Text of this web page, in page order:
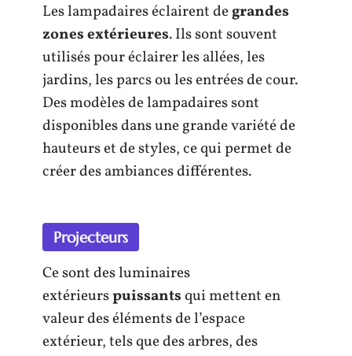
Les lampadaires éclairent degrandes
zones extérieures. Ils sont souvent
utilisés pour éclairer les allées, les
jardins, les parcs ou les entrées de cour.
Des modèles de lampadaires sont
disponibles dans une grande variété de
hauteurs et de styles, ce qui permet de
créer des ambiances différentes.
Projecteurs
Ce sont des luminaires
extérieurspuissantsqui mettent en
valeur des éléments de l’espace
extérieur, tels que des arbres, des